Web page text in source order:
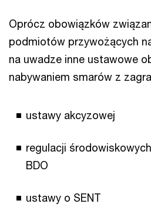
Oprócz obowiązków
podmiotów przywożących
na uwadze inne ustawowe
nabywaniem smarów z
ustawy akcyzowej
regulacji
BDO
ustawy o SENT